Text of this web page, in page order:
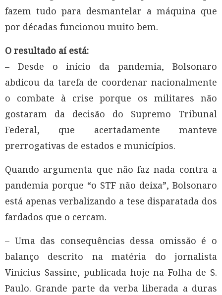
fazem tudo para desmantelar a máquina que
por décadas funcionou muito bem.
O resultado aí está:
– Desde o início da pandemia, Bolsonaro
abdicou da tarefa de coordenar nacionalmente
o combate à crise porque os militares não
gostaram da decisão do Supremo Tribunal
Federal, que acertadamente manteve
prerrogativas de estados e municípios.
Quando argumenta que não faz nada contra a
pandemia porque “o STF não deixa”, Bolsonaro
está apenas verbalizando a tese disparatada dos
fardados que o cercam.
– Uma das consequências dessa omissão é o
balanço descrito na matéria do jornalista
Vinícius Sassine, publicada hoje na Folha de S.
Paulo. Grande parte da verba liberada a duras